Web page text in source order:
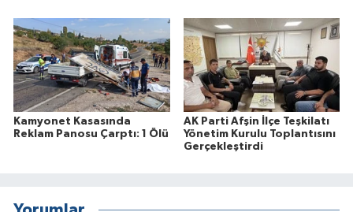
Kamyonet Kasasında
Reklam Panosu Çarptı: 1 Ölü
AK Parti Afşin İlçe Teşkilatı
Yönetim Kurulu Toplantısını
Gerçekleştirdi